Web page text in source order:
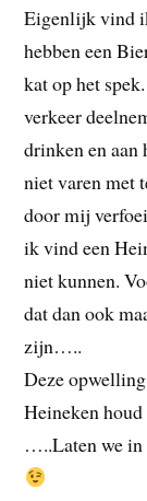
Eigenlijk vind
hebben een
kat op het
verkeer
drinken en aan
niet varen met
door mij
ik vind een
niet kunnen.
dat dan ook
zijn…..
Deze
Heineken
…..Laten we in